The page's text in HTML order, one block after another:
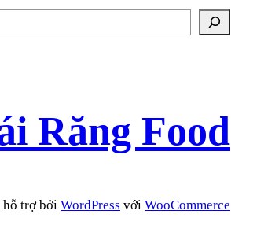
Răng Food
trợ bởi WordPress với WooCommerce